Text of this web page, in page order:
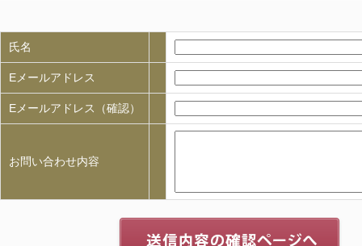
氏名
Eメールアドレス
Eメールアドレス（確認）
お問い合わせ内容